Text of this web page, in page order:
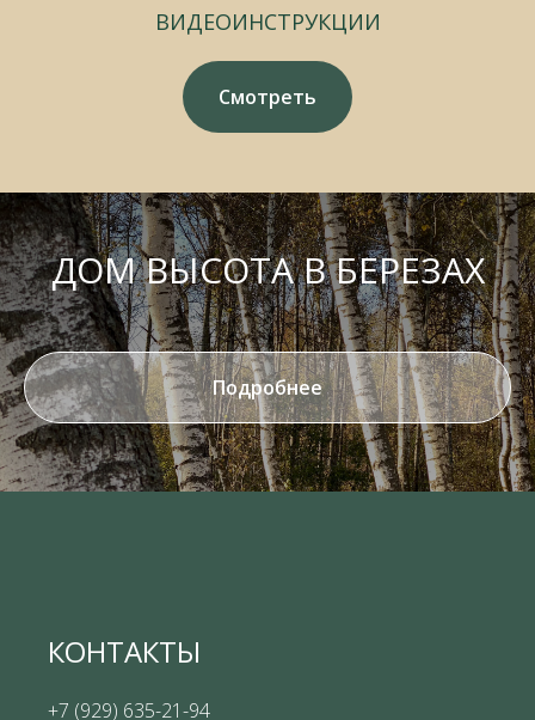
ВИДЕОИНСТРУКЦИИ
Смотреть
ДОМ ВЫСОТА В БЕРЕЗАХ
Подробнее
КОНТАКТЫ
+7 (929) 635-21-94